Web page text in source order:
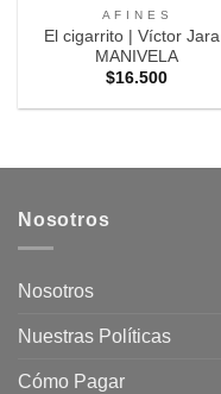
A F I N E S
El cigarrito | Víctor Jara |
MANIVELA
$16.500
Nosotros
Nosotros
Nuestras Políticas
Cómo Pagar